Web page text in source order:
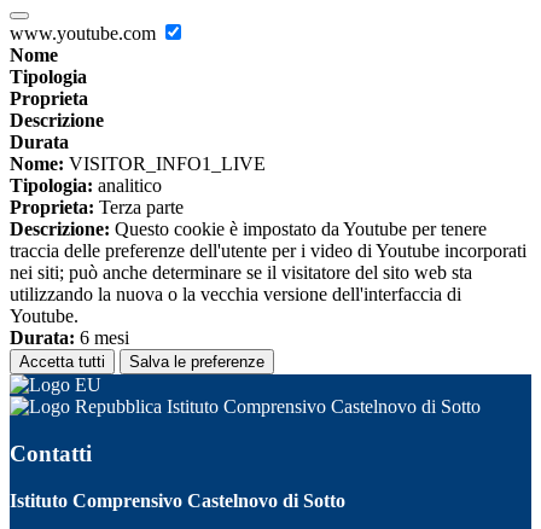
www.youtube.com
Nome
Tipologia
Proprieta
Descrizione
Durata
Nome: VISITOR_INFO1_LIVE
Tipologia: analitico
Proprieta: Terza parte
Descrizione: Questo cookie è impostato da Youtube per tenere
traccia delle preferenze dell'utente per i video di Youtube incorporati
nei siti; può anche determinare se il visitatore del sito web sta
utilizzando la nuova o la vecchia versione dell'interfaccia di
Youtube.
Durata: 6 mesi
Accetta tutti Salva le preferenze
Istituto Comprensivo Castelnovo di Sotto
Contatti
Istituto Comprensivo Castelnovo di Sotto